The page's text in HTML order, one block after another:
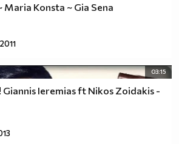
Maria Konsta ~ Gia Sena
03:15
Giannis Ieremias ft Nikos Zoidakis -